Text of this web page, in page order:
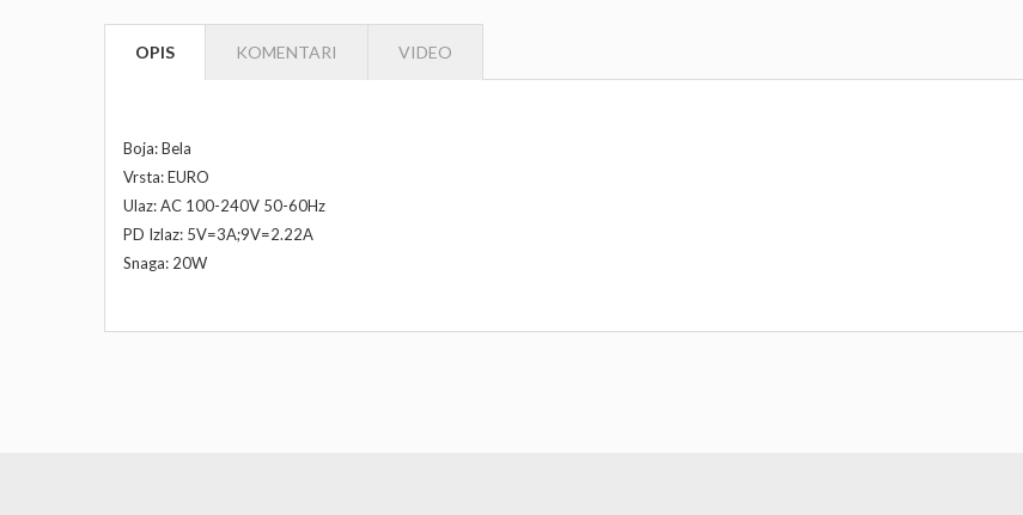
OPIS KOMENTARI VIDEO
Boja: Bela
Vrsta: EURO
Ulaz: AC 100-240V 50-60Hz
PD Izlaz: 5V=3A;9V=2.22A
Snaga: 20W